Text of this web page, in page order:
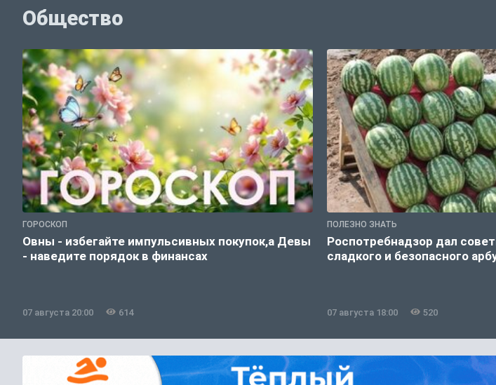
Общество
ГОРОСКОП
Овны - избегайте импульсивных покупок,а Девы
- наведите порядок в финансах
07 августа 20:00 614
ПОЛЕЗНО ЗНАТЬ
Роспотребнадзор дал
сладкого и безопасного
07 августа 18:00 520